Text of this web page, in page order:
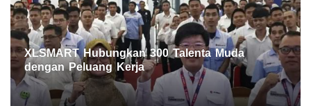
XLSMART Hubungkan 300 Talenta Muda
dengan Peluang Kerja